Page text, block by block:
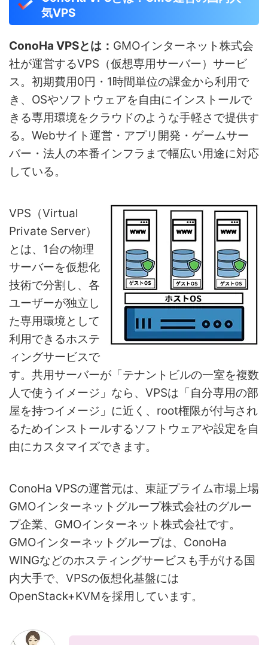
気VPS
ConoHa VPSとは： GMOインターネット株式会
社が運営するVPS（仮想専用サーバー）サービ
ス。初期費用0円・1時間単位の課金から利用で
き、OSやソフトウェアを自由にインストールで
きる専用環境をクラウドのような手軽さで提供す
る。Webサイト運営・アプリ開発・ゲームサー
バー・法人の本番インフラまで幅広い用途に対応
している。
VPS（Virtual
Private Server）
とは、1台の物理
サーバーを仮想化
技術で分割し、各
ユーザーが独立し
た専用環境として
利用できるホステ
ィングサービスで
す。共用サーバーが「テナントビルの一室を複数
人で使うイメージ」なら、VPSは「自分専用の部
屋を持つイメージ」に近く、root権限が付与され
るためインストールするソフトウェアや設定を自
由にカスタマイズできます。
ConoHa VPSの運営元は、東証プライム市場上場
GMOインターネットグループ株式会社のグルー
プ企業、GMOインターネット株式会社です。
GMOインターネットグループは、ConoHa
WINGなどのホスティングサービスも手がける国
内大手で、VPSの仮想化基盤には
OpenStack+KVMを採用しています。